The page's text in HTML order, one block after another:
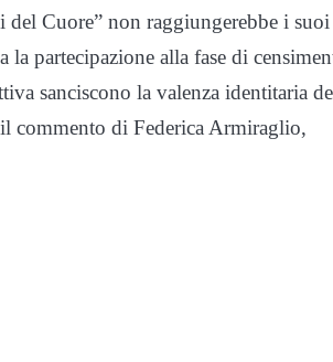
Cuore” non raggiungerebbe i suoi
partecipazione alla fase di
sanciscono la valenza identitaria
commento di Federica Armiraglio,